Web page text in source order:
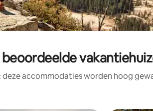
deze accommodaties worden hoog